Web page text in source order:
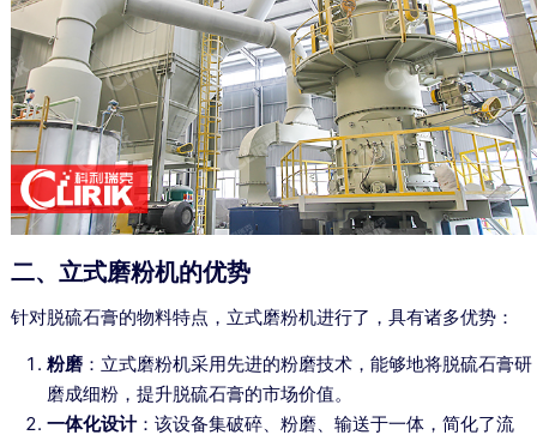
二、立式磨粉机的优势
针对脱硫石膏的物料特点，立式磨粉机进行了，具有诸多优势：
粉磨：立式磨粉机采用先进的粉磨技术，能够地将脱硫石膏研
磨成细粉，提升脱硫石膏的市场价值。
一体化设计：该设备集破碎、粉磨、输送于一体，简化了流